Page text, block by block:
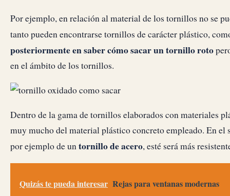
Por ejemplo, en relación al material de los tornillos no se
tanto pueden encontrarse tornillos de carácter plástico,
posteriormente en saber cómo sacar un tornillo roto
en el ámbito de los tornillos.
Dentro de la gama de tornillos elaborados con materiales
muy mucho del material plástico concreto empleado. En
por ejemplo de untornillo de acero, esté será más
Quizás te pueda interesar Rejas para ventanas modernas